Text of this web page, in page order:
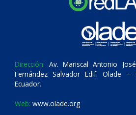
Dirección: Av. Mariscal Antonio
Fernández Salvador Edif. Olade
Ecuador.
Web: www.olade.org